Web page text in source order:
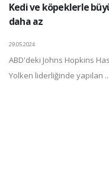
Kedi ve köpeklerle
daha az
29.05.2024
ABD'deki Johns Hopkins
Yolken liderliğinde yapılan ...